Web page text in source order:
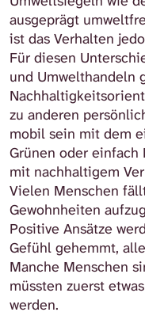
ausgeprägt
ist das Verhalten
Für diesen
und Umwelthandeln
zu anderen
mobil sein mit dem
Grünen oder
mit nachhaltigem
Vielen Menschen
Gewohnheiten
Positive Ansätze
Gefühl gehemmt,
Manche Menschen
müssten zuerst
werden.